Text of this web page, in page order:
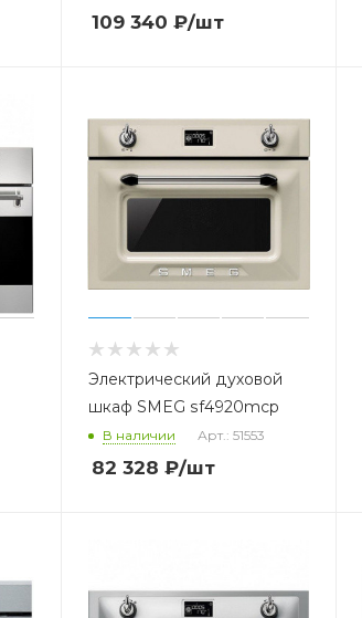
109 340 ₽/шт
Электрический духовой
шкаф SMEG sf4920mcp
В наличии Арт.: 51553
82 328 ₽/шт